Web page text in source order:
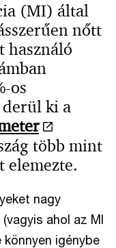
(MI) által
nőtt
használó
os
ki a
több mint
nagy
ahol az MI
igénybe